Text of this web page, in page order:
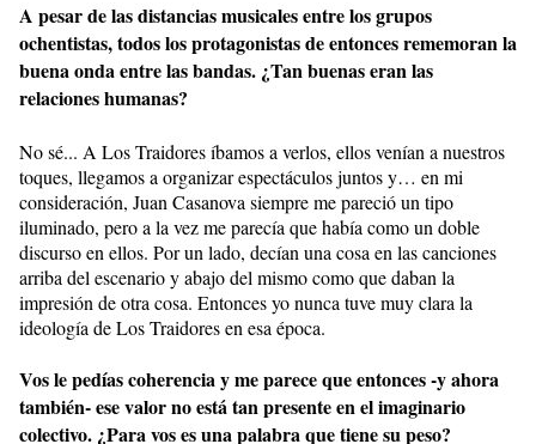
A pesar de las distancias musicales entre los grupos
ochentistas, todos los protagonistas de entonces rememoran la
buena onda entre las bandas. ¿Tan buenas eran las
relaciones humanas?
No sé... A Los Traidores íbamos a verlos, ellos venían a nuestros
toques, llegamos a organizar espectáculos juntos y… en mi
consideración, Juan Casanova siempre me pareció un tipo
iluminado, pero a la vez me parecía que había como un doble
discurso en ellos. Por un lado, decían una cosa en las canciones
arriba del escenario y abajo del mismo como que daban la
impresión de otra cosa. Entonces yo nunca tuve muy clara la
ideología de Los Traidores en esa época.
Vos le pedías coherencia y me parece que entonces -y ahora
también- ese valor no está tan presente en el imaginario
colectivo. ¿Para vos es una palabra que tiene su peso?